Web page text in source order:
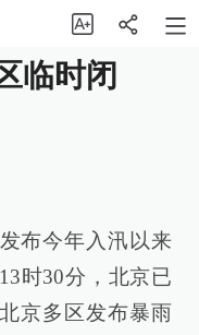
临时闭
布今年入汛以来
时30分，北京已
京多区发布暴雨